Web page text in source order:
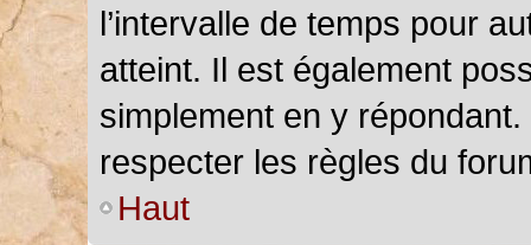
l’intervalle de temps pour
atteint. Il est également
simplement en y
respecter les règles du
Haut